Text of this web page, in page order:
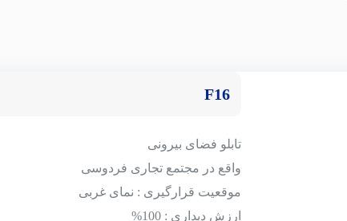
F16
تابلو فضای بیرونی
واقع در مجتمع تجاری فردوسی
موقعیت قرارگیری : نمای غربی
ارزش دیداری : 100%